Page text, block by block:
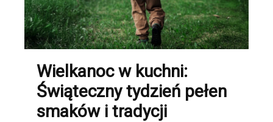
Wielkanoc w kuchni:
Świąteczny tydzień pełen
smaków i tradycji